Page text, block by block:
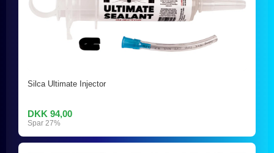
Silca Ultimate Injector
DKK 94,00
Spar 27%